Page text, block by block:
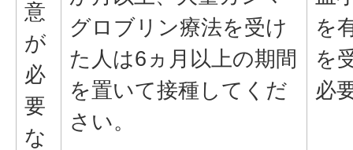
意
が
必
要
な
グロブリン療法を受け
た人は6ヵ月以上の期間
を置いて接種してくだ
さい。
を
を
必